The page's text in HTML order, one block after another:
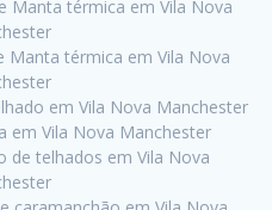
Manta térmica em Vila Nova
Manta térmica em Vila Nova
em Vila Nova Manchester
em Vila Nova Manchester
de telhados em Vila Nova